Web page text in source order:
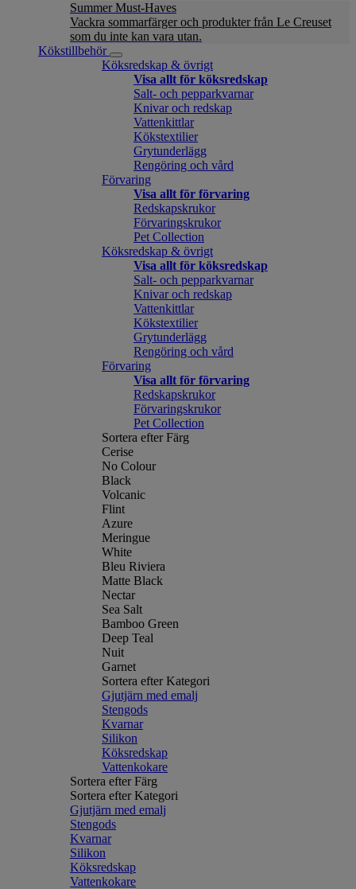
Summer Must-Haves
Vackra sommarfärger och produkter från Le Creuset
som du inte kan vara utan.
Kökstillbehör
Köksredskap & övrigt
Visa allt för köksredskap
Salt- och pepparkvarnar
Knivar och redskap
Vattenkittlar
Kökstextilier
Grytunderlägg
Rengöring och vård
Förvaring
Visa allt för förvaring
Redskapskrukor
Förvaringskrukor
Pet Collection
Köksredskap & övrigt
Visa allt för köksredskap
Salt- och pepparkvarnar
Knivar och redskap
Vattenkittlar
Kökstextilier
Grytunderlägg
Rengöring och vård
Förvaring
Visa allt för förvaring
Redskapskrukor
Förvaringskrukor
Pet Collection
Sortera efter Färg
Cerise
No Colour
Black
Volcanic
Flint
Azure
Meringue
White
Bleu Riviera
Matte Black
Nectar
Sea Salt
Bamboo Green
Deep Teal
Nuit
Garnet
Sortera efter Kategori
Gjutjärn med emalj
Stengods
Kvarnar
Silikon
Köksredskap
Vattenkokare
Sortera efter Färg
Sortera efter Kategori
Gjutjärn med emalj
Stengods
Kvarnar
Silikon
Köksredskap
Vattenkokare